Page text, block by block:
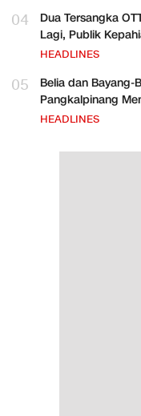
04
Dua Tersangka
Lagi, Publik
HEADLINES
05
Belia dan Bayang-
Pangkalpinang
HEADLINES